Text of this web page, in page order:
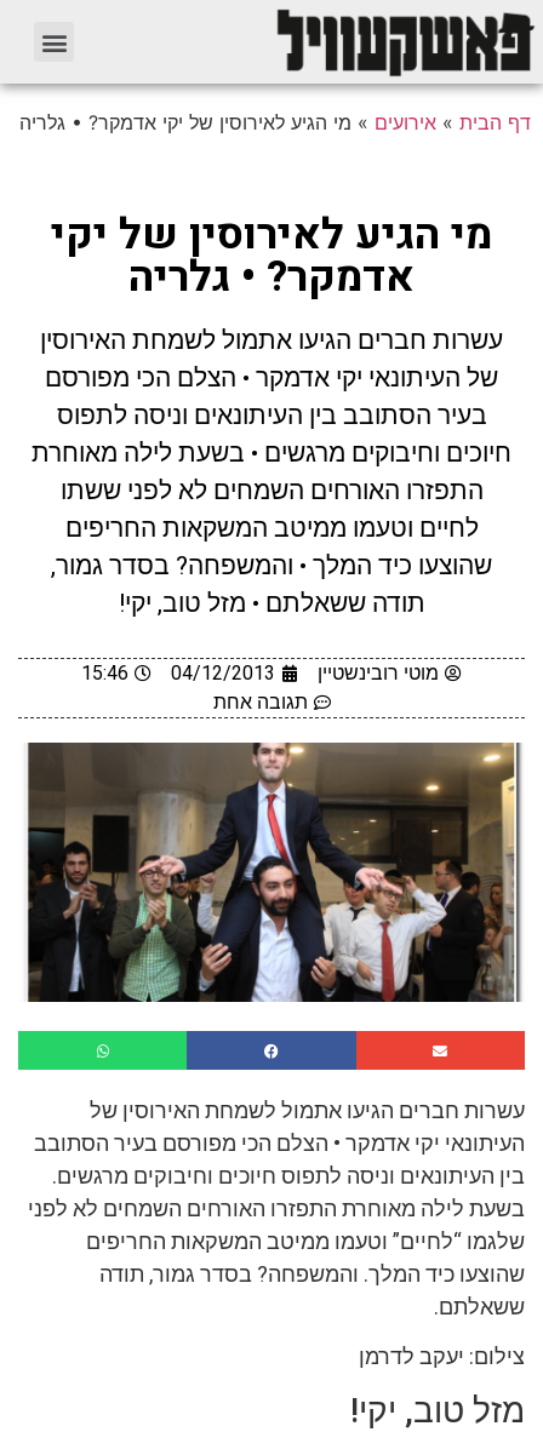
דף הבית » אירועים » מי הגיע לאירוסין של יקי אדמקר? • גלריה
מי הגיע לאירוסין של יקי
אדמקר? • גלריה
עשרות חברים הגיעו אתמול לשמחת האירוסין
של העיתונאי יקי אדמקר • הצלם הכי מפורסם
בעיר הסתובב בין העיתונאים וניסה לתפוס
חיוכים וחיבוקים מרגשים • בשעת לילה מאוחרת
התפזרו האורחים השמחים לא לפני ששתו
לחיים וטעמו ממיטב המשקאות החריפים
שהוצעו כיד המלך • והמשפחה? בסדר גמור,
תודה ששאלתם • מזל טוב, יקי!
מוטי רובינשטיין 04/12/2013
15:46
תגובה אחת
עשרות חברים הגיעו אתמול לשמחת האירוסין של
העיתונאי יקי אדמקר • הצלם הכי מפורסם בעיר הסתובב
בין העיתונאים וניסה לתפוס חיוכים וחיבוקים מרגשים.
בשעת לילה מאוחרת התפזרו האורחים השמחים לא לפני
שלגמו “לחיים” וטעמו ממיטב המשקאות החריפים
שהוצעו כיד המלך. והמשפחה? בסדר גמור, תודה
ששאלתם.
צילום: יעקב לדרמן
מזל טוב, יקי!